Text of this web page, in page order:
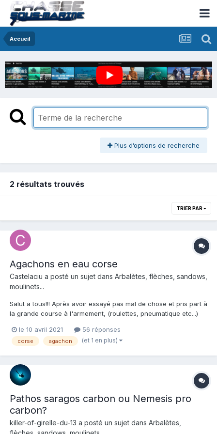
Accueil
Plus d’options de recherche
2 résultats trouvés
TRIER PAR
Agachons en eau corse
Castelaciu a posté un sujet dans Arbalètes, flèches, sandows,
moulinets...
Salut a tous!!! Après avoir essayé pas mal de chose et pris part à
la grande course à l'armement, (roulettes, pneumatique etc...)
fusil 😅. A présent je recherche une arbalète entre 110 et 130 en
simple sandow et tête fermée et gros...
le 10 avril 2021 56 réponses
corse agachon (et 1 en plus)
Pathos saragos carbon ou Nemesis pro
carbon?
killer-of-girelle-du-13 a posté un sujet dans Arbalètes,